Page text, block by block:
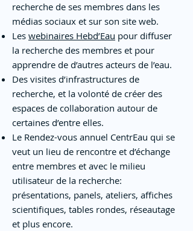
recherche de ses membres dans les
médias sociaux et sur son site web.
Les webinaires Hebd’Eau pour diffuser
la recherche des membres et pour
apprendre de d’autres acteurs de l’eau.
Des visites d’infrastructures de
recherche, et la volonté de créer des
espaces de collaboration autour de
certaines d’entre elles.
Le Rendez-vous annuel CentrEau qui se
veut un lieu de rencontre et d’échange
entre membres et avec le milieu
utilisateur de la recherche:
présentations, panels, ateliers, affiches
scientifiques, tables rondes, réseautage
et plus encore.